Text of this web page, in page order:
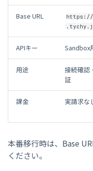
Base URL
https://
APIキー Sandbox
用途
接続確認
証
課金 実請求な
本番移行時は、Base
ください。